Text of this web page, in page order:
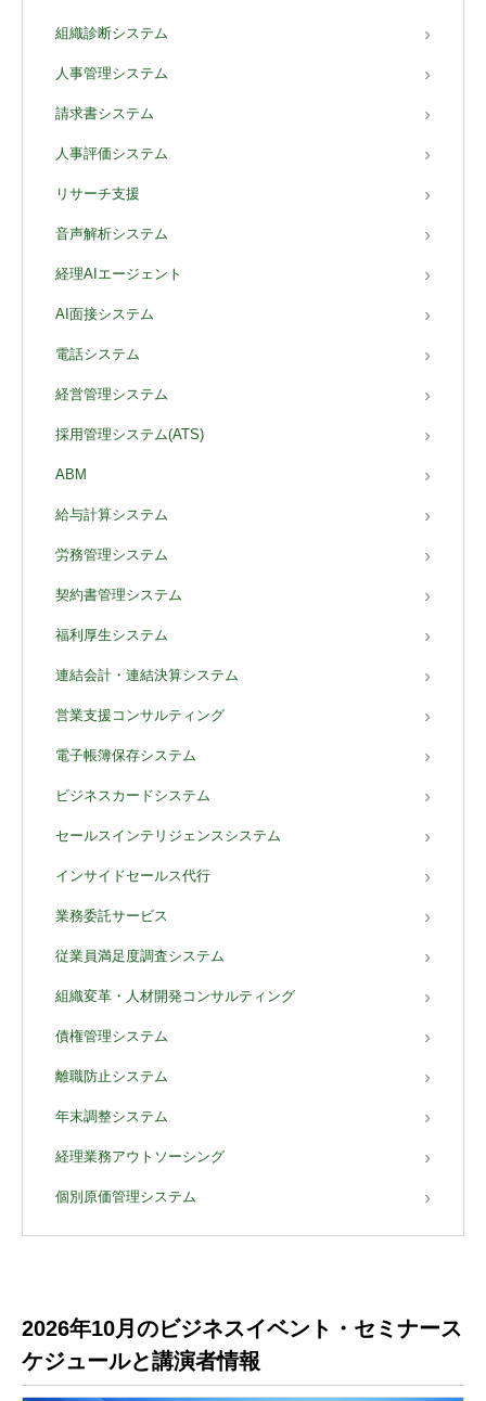
組織診断システム
人事管理システム
請求書システム
人事評価システム
リサーチ支援
音声解析システム
経理AIエージェント
AI面接システム
電話システム
経営管理システム
採用管理システム(ATS)
ABM
給与計算システム
労務管理システム
契約書管理システム
福利厚生システム
連結会計・連結決算システム
営業支援コンサルティング
電子帳簿保存システム
ビジネスカードシステム
セールスインテリジェンスシステム
インサイドセールス代行
業務委託サービス
従業員満足度調査システム
組織変革・人材開発コンサルティング
債権管理システム
離職防止システム
年末調整システム
経理業務アウトソーシング
個別原価管理システム
2026年10月のビジネスイベント・セミナース
ケジュールと講演者情報